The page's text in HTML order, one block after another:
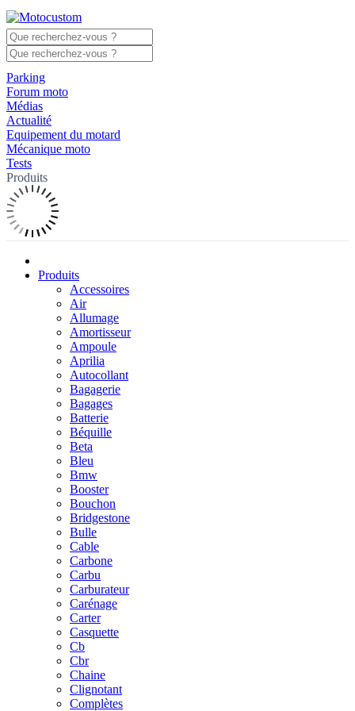
Parking
Forum moto
Médias
Actualité
Equipement du motard
Mécanique moto
Tests
Produits
Produits
Accessoires
Air
Allumage
Amortisseur
Ampoule
Aprilia
Autocollant
Bagagerie
Bagages
Batterie
Béquille
Beta
Bleu
Bmw
Booster
Bouchon
Bridgestone
Bulle
Cable
Carbone
Carbu
Carburateur
Carénage
Carter
Casquette
Cb
Cbr
Chaine
Clignotant
Complètes